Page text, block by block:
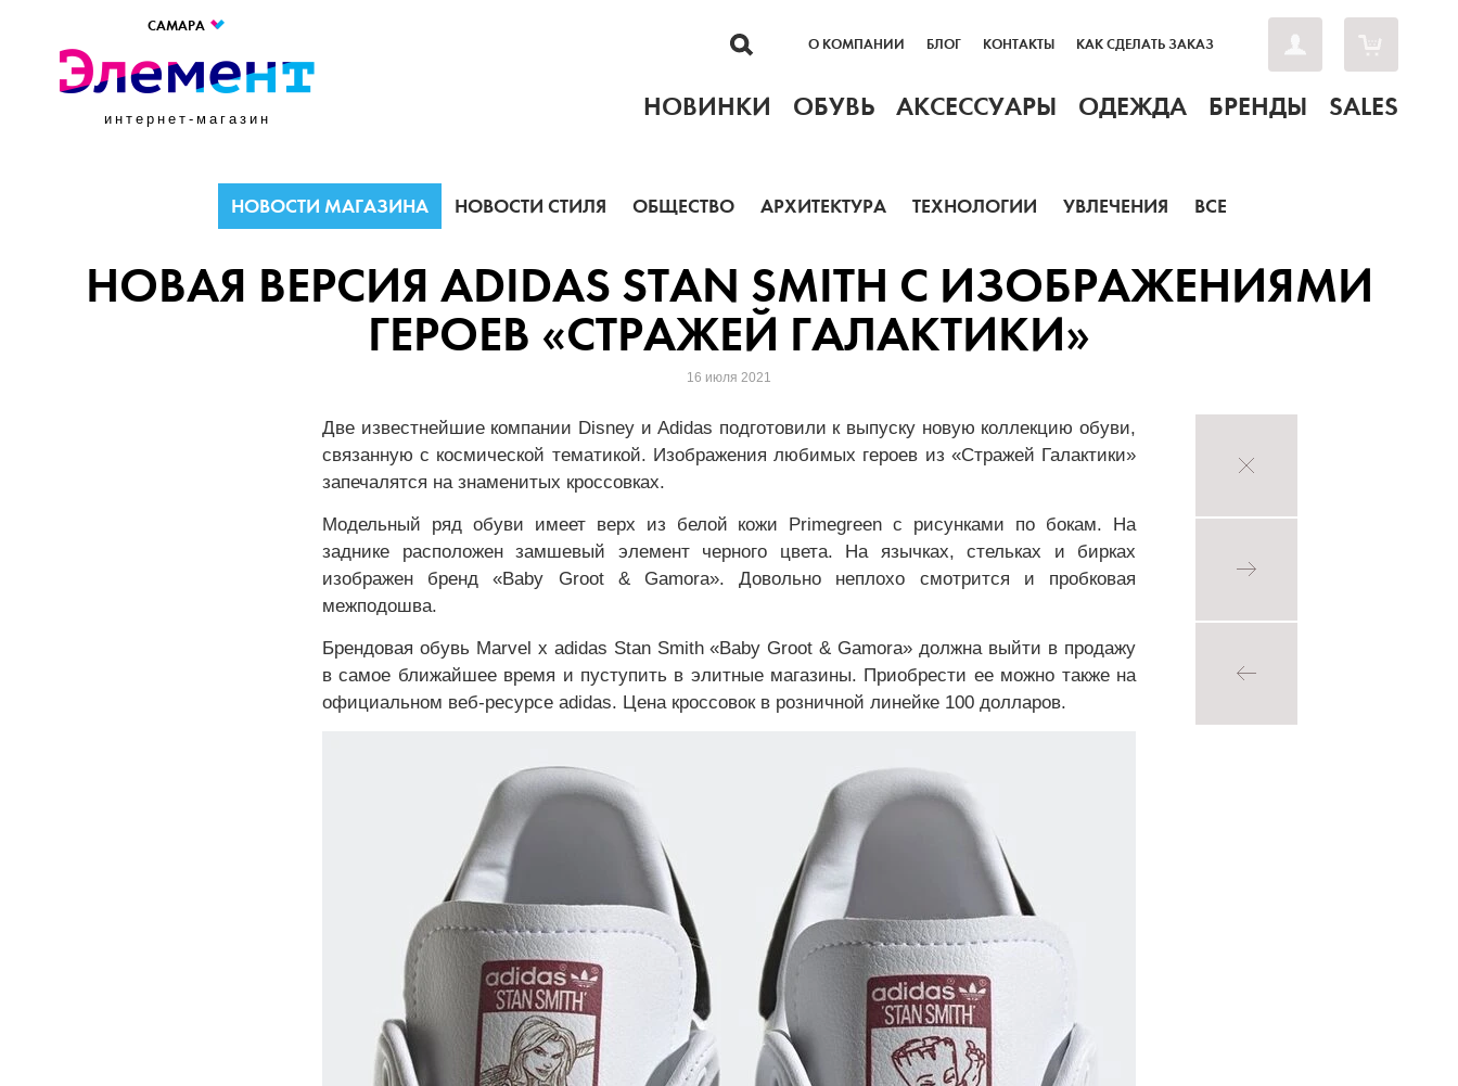
САМАРА
интернет-магазин
О КОМПАНИИ БЛОГ КОНТАКТЫ КАК СДЕЛАТЬ ЗАКАЗ
НОВИНКИ ОБУВЬ АКСЕССУАРЫ ОДЕЖДА БРЕНДЫ SALES
НОВОСТИ МАГАЗИНА НОВОСТИ СТИЛЯ ОБЩЕСТВО АРХИТЕКТУРА ТЕХНОЛОГИИ УВЛЕЧЕНИЯ ВСЕ
НОВАЯ ВЕРСИЯ ADIDAS STAN SMITH С ИЗОБРАЖЕНИЯМИ
ГЕРОЕВ «СТРАЖЕЙ ГАЛАКТИКИ»
16 июля 2021
Две известнейшие компании Disney и Adidas подготовили к выпуску новую коллекцию обуви,
связанную с космической тематикой. Изображения любимых героев из «Стражей Галактики»
запечалятся на знаменитых кроссовках.
Модельный ряд обуви имеет верх из белой кожи Primegreen с рисунками по бокам. На
заднике расположен замшевый элемент черного цвета. На язычках, стельках и бирках
изображен бренд «Baby Groot & Gamora». Довольно неплохо смотрится и пробковая
межподошва.
Брендовая обувь Marvel x adidas Stan Smith «Baby Groot & Gamora» должна выйти в продажу
в самое ближайшее время и пуступить в элитные магазины. Приобрести ее можно также на
официальном веб-ресурсе adidas. Цена кроссовок в розничной линейке 100 долларов.